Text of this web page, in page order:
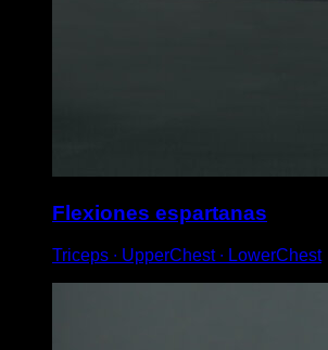
Flexiones espartanas
Triceps ∙ UpperChest ∙ LowerChest